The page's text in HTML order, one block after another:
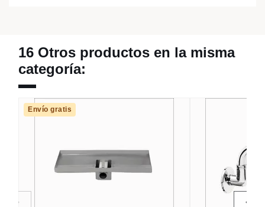
16 Otros productos en la misma
categoría:
Envío gratis